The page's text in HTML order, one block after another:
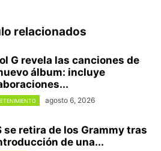
relacionados
G revela las canciones de
álbum: incluye
agosto 6, 2026
se retira de los Grammy tras
de una...